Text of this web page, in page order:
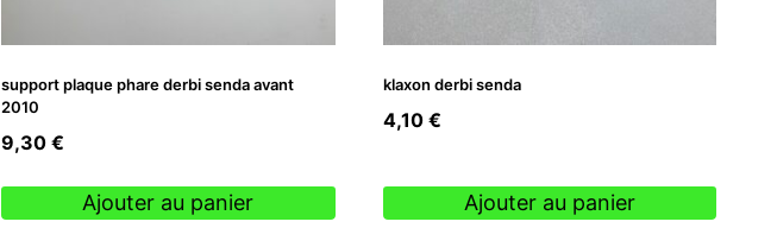
support plaque phare derbi senda avant
2010
9,30 €
Ajouter au panier
klaxon derbi senda
4,10 €
Ajouter au panier